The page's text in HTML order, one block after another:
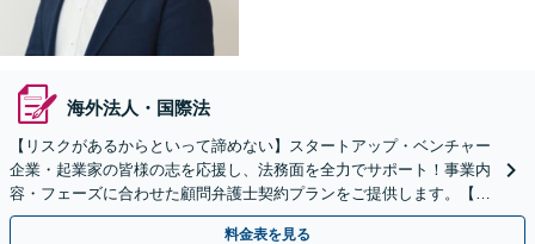
海外法人・国際法
【リスクがあるからといって諦めない】スタートアップ・ベンチャー
企業・起業家の皆様の志を応援し、法務面を全力でサポート！事業内
容・フェーズに合わせた顧問弁護士契約プランをご提供します。【顧
問契約／企業法務】
料金表を見る